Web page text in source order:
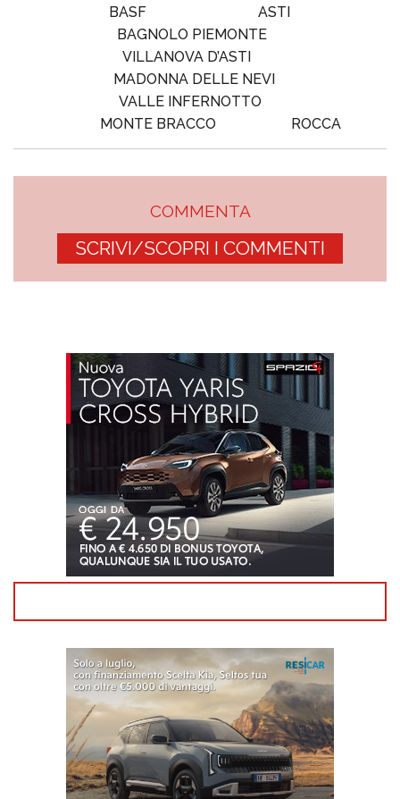
BASF
ASTI
BAGNOLO PIEMONTE
VILLANOVA D’ASTI
MADONNA DELLE NEVI
VALLE INFERNOTTO
MONTE BRACCO
ROCCA
COMMENTA
SCRIVI/SCOPRI I COMMENTI